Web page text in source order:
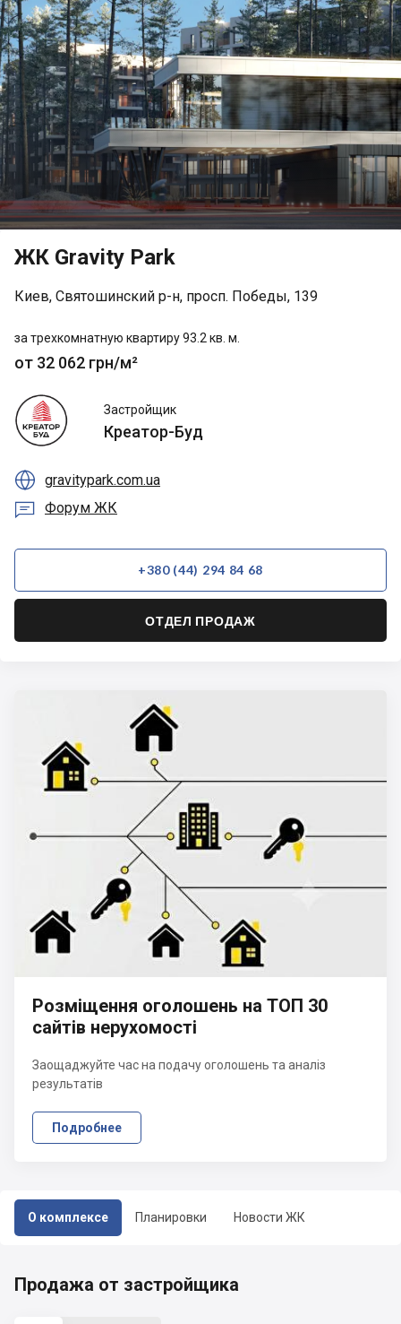
О комплексе Планировки Новости ЖК
ЖК Gravity Park
Киев, Святошинский р-н, просп. Победы, 139
за трехкомнатную квартиру 93.2 кв. м.
от 32 062 грн/м²
Креатор-
Буд
Застройщик
Креатор-Буд
 gravitypark.com.ua
 Форум ЖК
+380 (44) 294 84 68
ОТДЕЛ ПРОДАЖ
Розміщення оголошень на ТОП 30
сайтів нерухомості
Заощаджуйте час на подачу оголошень та аналіз
результатів
Подробнее
Продажа от застройщика